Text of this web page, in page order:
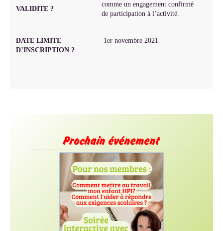
VALIDITE ?
comme un engagement confirmé
de participation à l’activité.
DATE LIMITE
D’INSCRIPTION ?
1er novembre 2021
Prochain événement